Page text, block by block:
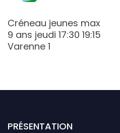
Créneau jeunes max
9 ans jeudi 17:30 19:15
Varenne 1
PRÉSENTATION